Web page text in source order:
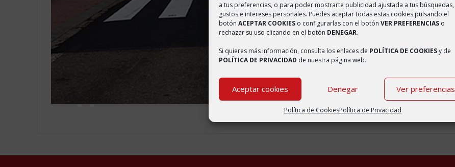
a tus preferencias, o para poder mostrarte publicidad ajustada a tus búsquedas,
gustos e intereses personales. Puedes aceptar todas estas cookies pulsando el
botón ACEPTAR COOKIES o configurarlas con el botón VER PREFERENCIAS o
rechazar su uso clicando en el botón DENEGAR.
Si quieres más información, consulta los enlaces de POLÍTICA DE COOKIESy de
POLÍTICA DE PRIVACIDAD de nuestra página web.
Aceptar cookies Denegar Ver preferencias
Política de CookiesPolítica de Privacidad